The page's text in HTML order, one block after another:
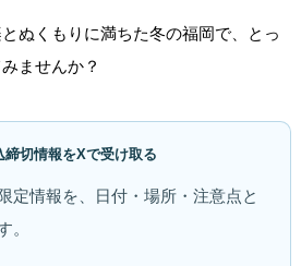
ぬくもりに満ちた冬の福岡で、とっ
ませんか？
切情報をXで受け取る
定情報を、日付・場所・注意点と
。